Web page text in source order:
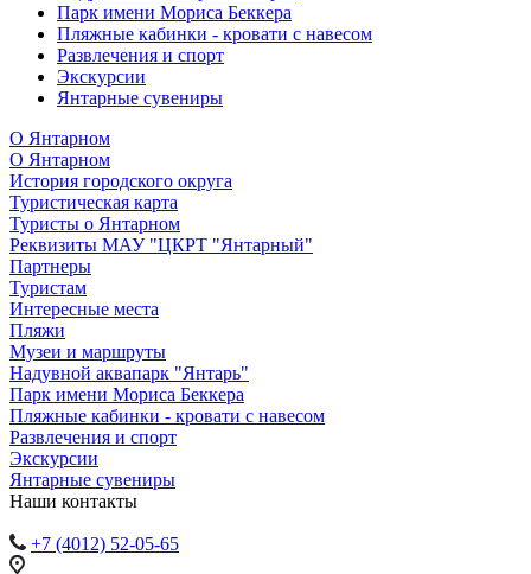
Парк имени Мориса Беккера
Пляжные кабинки - кровати с навесом
Развлечения и спорт
Экскурсии
Янтарные сувениры
О Янтарном
О Янтарном
История городского округа
Туристическая карта
Туристы о Янтарном
Реквизиты МАУ "ЦКРТ "Янтарный"
Партнеры
Туристам
Интересные места
Пляжи
Музеи и маршруты
Надувной аквапарк "Янтарь"
Парк имени Мориса Беккера
Пляжные кабинки - кровати с навесом
Развлечения и спорт
Экскурсии
Янтарные сувениры
Наши контакты
+7 (4012) 52-05-65